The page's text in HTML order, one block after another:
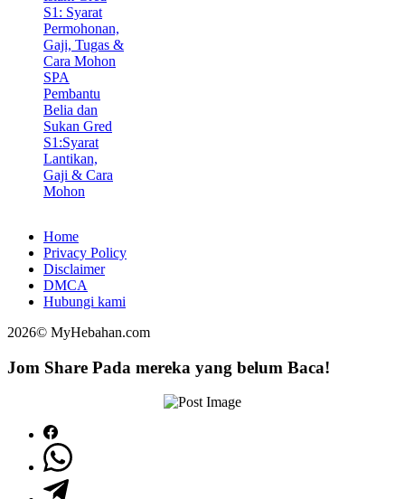
S1: Syarat
Permohonan,
Gaji, Tugas &
Cara Mohon
SPA
Pembantu
Belia dan
Sukan Gred
S1:Syarat
Lantikan,
Gaji & Cara
Mohon
Home
Privacy Policy
Disclaimer
DMCA
Hubungi kami
2026© MyHebahan.com
Jom Share Pada mereka yang belum Baca!